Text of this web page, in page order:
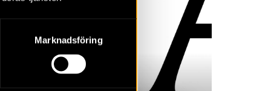
Marknadsföring
RAPPORT 2026:45